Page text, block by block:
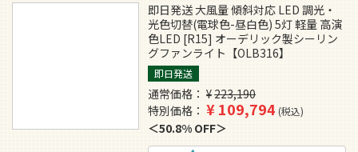
即日発送 大風量 傾斜対応 LED 調光・
光色切替(電球色-昼白色) 5灯 軽量 高演
色LED [R15] オーデリック製シーリン
グファンライト【OLB316】
即日発送
通常価格 ¥223,190
特別価格
¥109,794 税込
50.8% OFF